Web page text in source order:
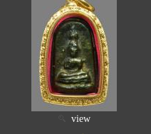
view